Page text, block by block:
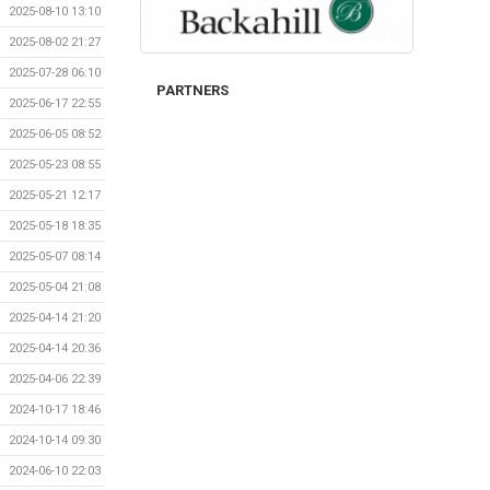
2025-08-10 13:10
2025-08-02 21:27
2025-07-28 06:10
2025-06-17 22:55
2025-06-05 08:52
2025-05-23 08:55
2025-05-21 12:17
2025-05-18 18:35
2025-05-07 08:14
2025-05-04 21:08
2025-04-14 21:20
2025-04-14 20:36
2025-04-06 22:39
2024-10-17 18:46
2024-10-14 09:30
2024-06-10 22:03
PARTNERS